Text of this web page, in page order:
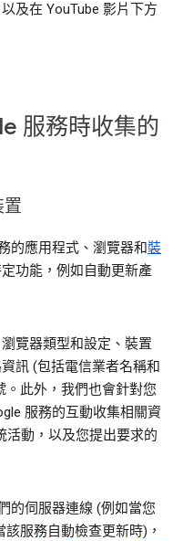
及在 YouTube 影片下方
服務時收集的
置
的應用程式、瀏覽器和裝
功能，例如自動更新產
瀏覽器類型和設定、裝置
訊 (包括電信業者名稱和
。此外，我們也會針對您
服務的互動收集相關資
活動，以及您提出要求的
的伺服器連線 (例如當您
服務自動檢查更新時)，